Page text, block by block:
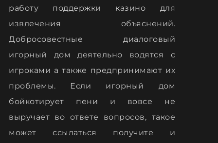
работу поддержки казино для
извлечения объяснений.
Добросовестные диалоговый
игорный дом деятельно водятся с
игроками а также предпринимают их
проблемы. Если игорный дом
бойкотирует пени и вовсе не
выручает во ответе вопросов, такое
может ссылаться получите и